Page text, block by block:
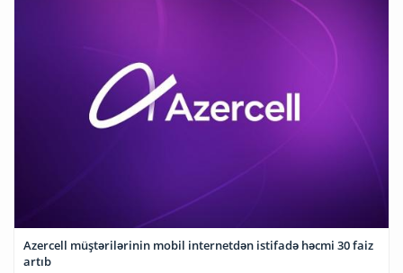
Azercell müştərilərinin mobil internetdən istifadə həcmi 30 faiz
artıb